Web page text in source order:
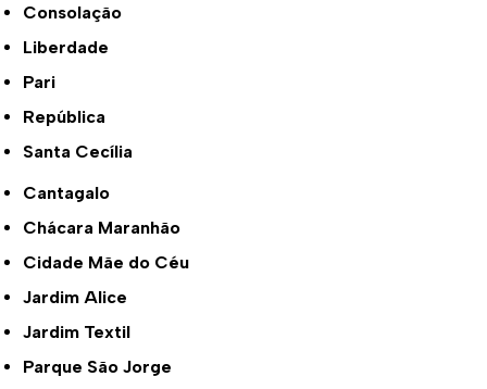
Consolação
Liberdade
Pari
República
Santa Cecília
Cantagalo
Chácara Maranhão
Cidade Mãe do Céu
Jardim Alice
Jardim Textil
Parque São Jorge